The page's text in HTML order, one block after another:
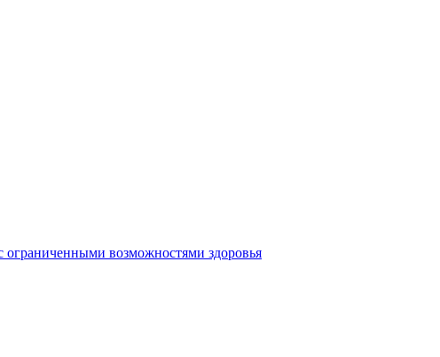
ограниченными возможностями здоровья